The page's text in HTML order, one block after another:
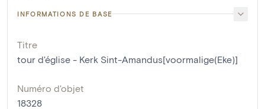
INFORMATIONS DE BASE
Titre
tour d'église - Kerk Sint-Amandus[voormalige(Eke)]
Numéro d'objet
18328